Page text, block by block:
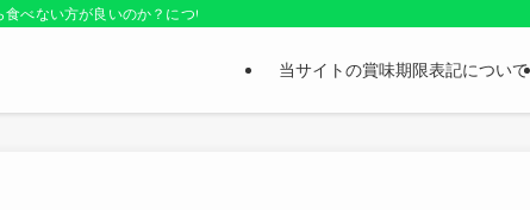
べない方が良いのか？についても紹介しているお役立ちサイトです。
当サイトの賞味期限表記について